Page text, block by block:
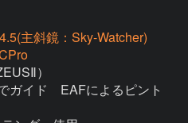
主斜鏡：Sky-Watcher)
）
ガイド　EAFによるピント